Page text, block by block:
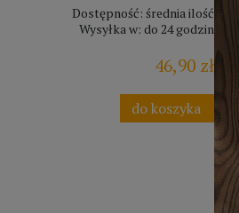
Dostępność: średnia ilość
Wysyłka w: do 24 godzin
46,90 zł
do koszyka